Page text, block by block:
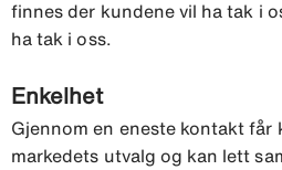
finnes der kundene vil ha tak i
ha tak i oss.
Enkelhet
Gjennom en eneste kontakt får
markedets utvalg og kan lett